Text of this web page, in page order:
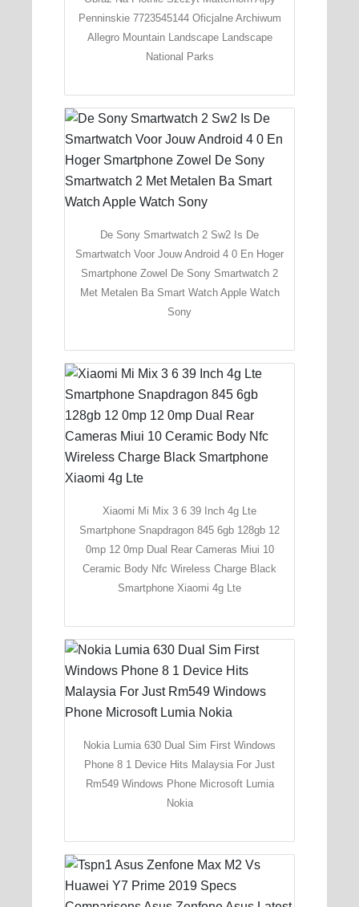
Penninskie 7723545144 Oficjalne Archiwum
Allegro Mountain Landscape Landscape
National Parks
De Sony Smartwatch 2 Sw2 Is De
Smartwatch Voor Jouw Android 4 0 En Hoger
Smartphone Zowel De Sony Smartwatch 2
Met Metalen Ba Smart Watch Apple Watch
Sony
Xiaomi Mi Mix 3 6 39 Inch 4g Lte
Smartphone Snapdragon 845 6gb 128gb 12
0mp 12 0mp Dual Rear Cameras Miui 10
Ceramic Body Nfc Wireless Charge Black
Smartphone Xiaomi 4g Lte
Nokia Lumia 630 Dual Sim First Windows
Phone 8 1 Device Hits Malaysia For Just
Rm549 Windows Phone Microsoft Lumia
Nokia